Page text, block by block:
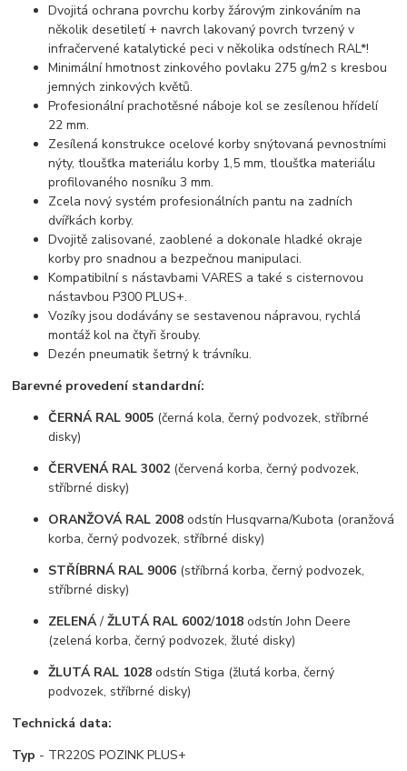
Dvojitá ochrana povrchu korby žárovým zinkováním na
několik desetiletí + navrch lakovaný povrch tvrzený v
infračervené katalytické peci v několika odstínech RAL*!
Minimální hmotnost zinkového povlaku 275 g/m2 s kresbou
jemných zinkových květů.
Profesionální prachotěsné náboje kol se zesílenou hřídelí
22 mm.
Zesílená konstrukce ocelové korby snýtovaná pevnostními
nýty, tloušťka materiálu korby 1,5 mm, tloušťka materiálu
profilovaného nosníku 3 mm.
Zcela nový systém profesionálních pantu na zadních
dvířkách korby.
Dvojitě zalisované, zaoblené a dokonale hladké okraje
korby pro snadnou a bezpečnou manipulaci.
Kompatibilní s nástavbami VARES a také s cisternovou
nástavbou P300 PLUS+.
Vozíky jsou dodávány se sestavenou nápravou, rychlá
montáž kol na čtyři šrouby.
Dezén pneumatik šetrný k trávníku.
Barevné provedení standardní:
ČERNÁ RAL 9005 (černá kola, černý podvozek, stříbrné
disky)
ČERVENÁ RAL 3002 (červená korba, černý podvozek,
stříbrné disky)
ORANŽOVÁ RAL 2008odstín Husqvarna/Kubota (oranžová
korba, černý podvozek, stříbrné disky)
STŘÍBRNÁ RAL 9006 (stříbrná korba, černý podvozek,
stříbrné disky)
ZELENÁ/ŽLUTÁ RAL 6002/1018odstín John Deere
(zelená korba, černý podvozek, žluté disky)
ŽLUTÁ RAL 1028odstín Stiga (žlutá korba, černý
podvozek, stříbrné disky)
Technická data:
Typ - TR220S POZINK PLUS+